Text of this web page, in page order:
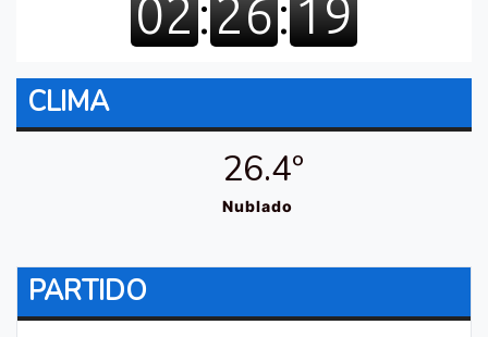
CLIMA
26.4º
Nublado
PARTIDO